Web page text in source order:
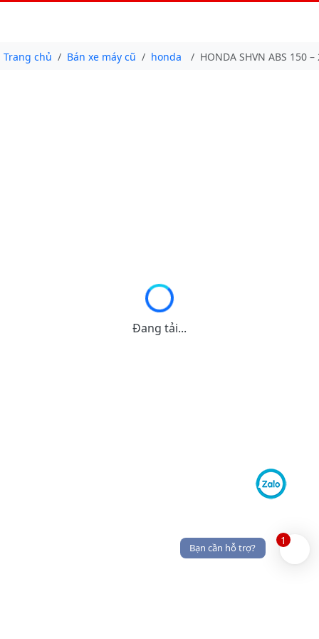
Trang chủ Bán xe máy cũ honda HONDA SHVN ABS 150
Đang tải...
1
Bạn cần hỗ trợ?